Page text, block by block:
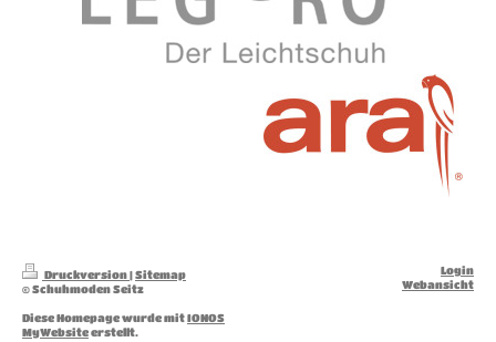
Druckversion|Sitemap
© Schuhmoden Seitz
Diese Homepage wurde mitIONOS
MyWebsiteerstellt.
Login
Webansicht